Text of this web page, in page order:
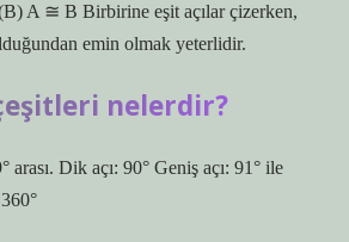
A ≅ B Birbirine eşit açılar çizerken,
emin olmak yeterlidir.
çeşitleri nelerdir?
arası. Dik açı: 90° Geniş açı: 91° ile